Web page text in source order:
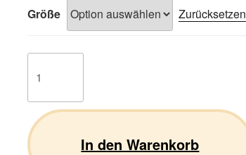
Größe Zurücksetzen
Retriever
Menge
In den Warenkorb